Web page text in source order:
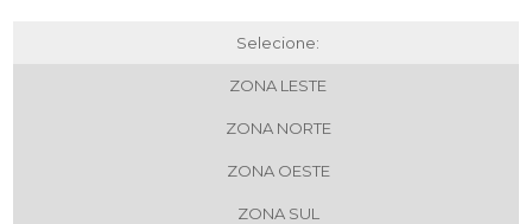
Selecione:
ZONA LESTE
ZONA NORTE
ZONA OESTE
ZONA SUL